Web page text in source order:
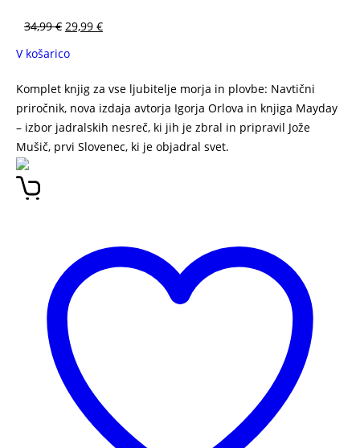
34,99€ 29,99 €
V košarico
Komplet knjig za vse ljubitelje morja in plovbe: Navtični
priročnik, nova izdaja avtorja Igorja Orlova in knjiga Mayday
– izbor jadralskih nesreč, ki jih je zbral in pripravil Jože
Mušič, prvi Slovenec, ki je objadral svet.